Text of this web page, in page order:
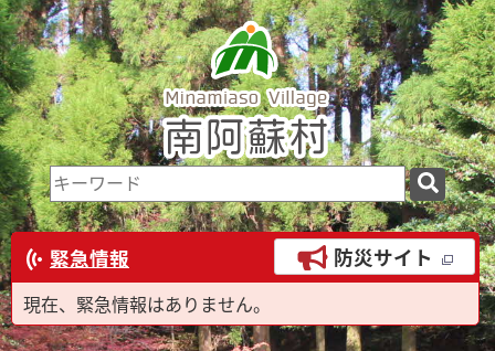
検
索
キ
ー
ワ
ー
ド
緊急情報 防災サイト
現在、緊急情報はありません。